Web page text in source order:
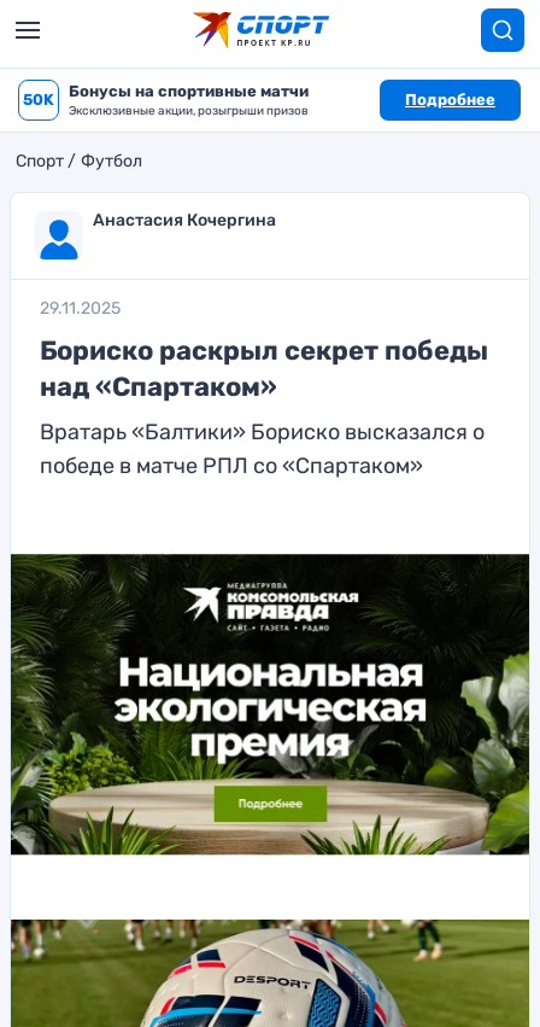
50K Бонусы на спортивные матчи
Эксклюзивные акции, розыгрыши призов
Подробнее
Спорт Футбол
Анастасия Кочергина
29.11.2025
Бориско раскрыл секрет победы
над «Спартаком»
Вратарь «Балтики» Бориско высказался о
победе в матче РПЛ со «Спартаком»